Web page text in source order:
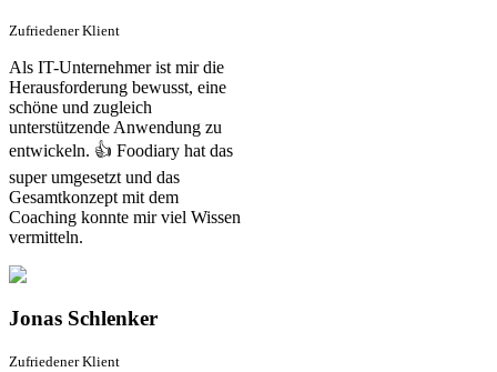
Zufriedener Klient
Als IT-Unternehmer ist mir die
Herausforderung bewusst, eine
schöne und zugleich
unterstützende Anwendung zu
entwickeln. 👍 Foodiary hat das
super umgesetzt und das
Gesamtkonzept mit dem
Coaching konnte mir viel Wissen
vermitteln.
Jonas Schlenker
Zufriedener Klient